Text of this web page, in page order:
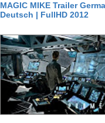
MAGIC MIKE Trailer
Deutsch | FullHD 2012